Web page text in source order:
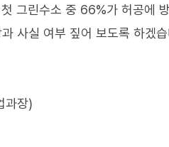
그린수소 중 66%가 허공에
사실 여부 짚어 보도록 하겠
과장)